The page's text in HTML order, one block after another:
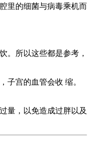
里的细菌与病毒乘机而
。所以这些都是参考，
子宫的血管会收 缩。
量，以免造成过胖以及